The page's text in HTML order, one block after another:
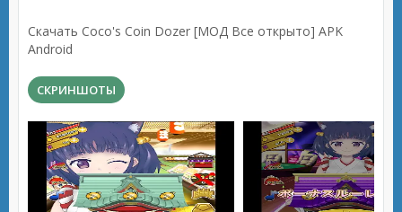
Скачать Coco's Coin Dozer [МОД Все открыто] APK
Android
СКРИНШОТЫ